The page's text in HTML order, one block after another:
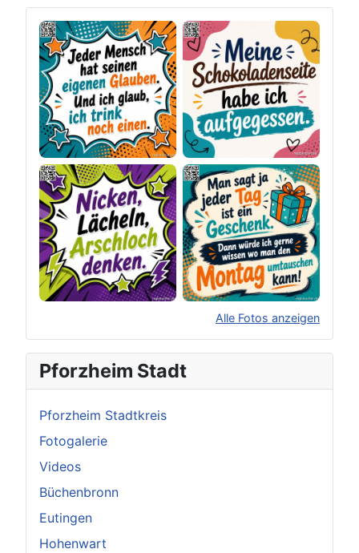
Alle Fotos anzeigen
Original herunterladen
Pforzheim Stadt
Pforzheim Stadtkreis
Fotogalerie
Videos
Büchenbronn
Eutingen
Hohenwart